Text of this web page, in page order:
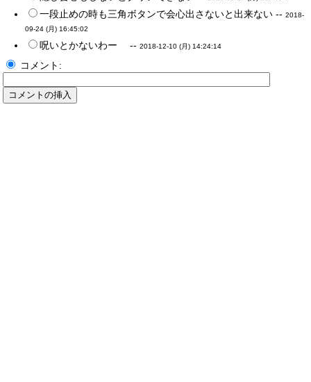
一段止めの時も三角ボタンで会心出さないと出来ない --2018-
09-24 (月) 16:45:02
呪いとかないわー --2018-12-10 (月) 14:24:14
コメント: